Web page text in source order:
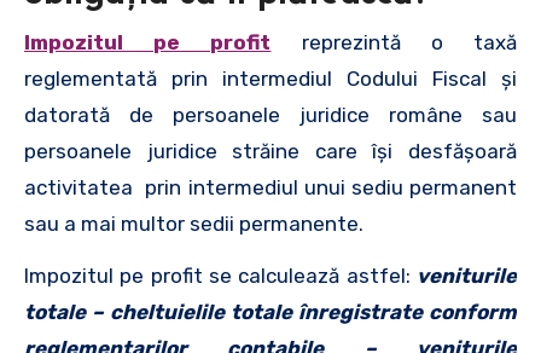
Impozitul pe profit reprezintă o taxă
reglementată prin intermediul Codului Fiscal şi
datorată de persoanele juridice române sau
persoanele juridice străine care îşi desfăşoară
activitatea prin intermediul unui sediu permanent
sau a mai multor sedii permanente.
Impozitul pe profit se calculează astfel: veniturile
totale – cheltuielile totale înregistrate conform
reglementarilor contabile – veniturile